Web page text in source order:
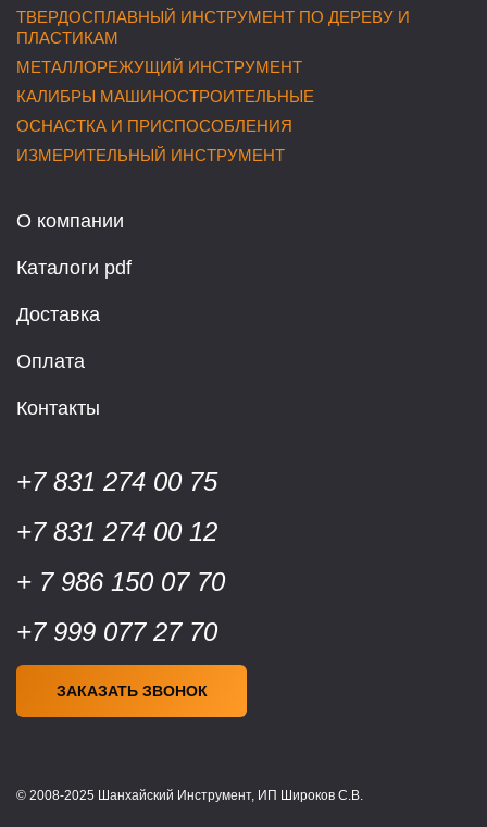
ТВЕРДОСПЛАВНЫЙ ИНСТРУМЕНТ ПО ДЕРЕВУ И
ПЛАСТИКАМ
МЕТАЛЛОРЕЖУЩИЙ ИНСТРУМЕНТ
КАЛИБРЫ МАШИНОСТРОИТЕЛЬНЫЕ
ОСНАСТКА И ПРИСПОСОБЛЕНИЯ
ИЗМЕРИТЕЛЬНЫЙ ИНСТРУМЕНТ
О компании
Каталоги pdf
Доставка
Оплата
Контакты
+7 831 274 00 75
+7 831 274 00 12
+ 7 986 150 07 70
+7 999 077 27 70
ЗАКАЗАТЬ ЗВОНОК
© 2008-2025 Шанхайский Инструмент, ИП Широков С.В.